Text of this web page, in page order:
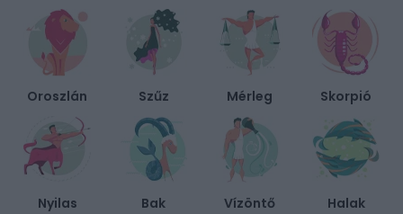
Oroszlán Szűz Mérleg Skorpió
Nyilas Bak Vízöntő Halak